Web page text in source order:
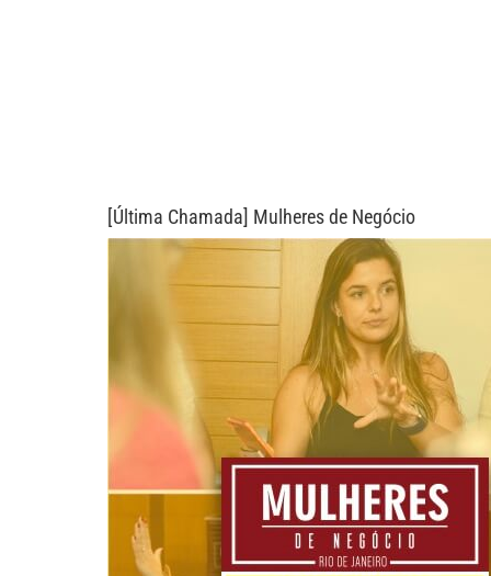
[Última Chamada] Mulheres de Negócio